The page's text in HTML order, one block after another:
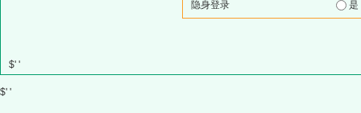
隐身登录
$' '
$' '